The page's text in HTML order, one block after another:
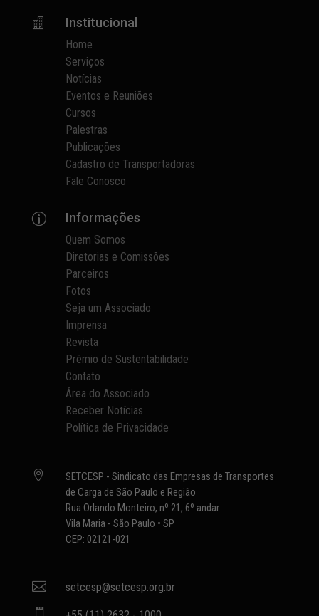
 Institucional
Home
Serviços
Notícias
Eventos e Reuniões
Cursos
Palestras
Publicações
Cadastro de Transportadoras
Fale Conosco
p Informações
Quem Somos
Diretorias e Comissões
Parceiros
Fotos
Seja um Associado
Imprensa
Revista
Prêmio de Sustentabilidade
Contato
Área do Associado
Receber Notícias
Política de Privacidade

SETCESP - Sindicato das Empresas de Transportes
de Carga de São Paulo e Região
Rua Orlando Monteiro, nº 21, 6º andar
Vila Maria - São Paulo • SP
CEP: 02121-021
 setcesp@setcesp.org.br